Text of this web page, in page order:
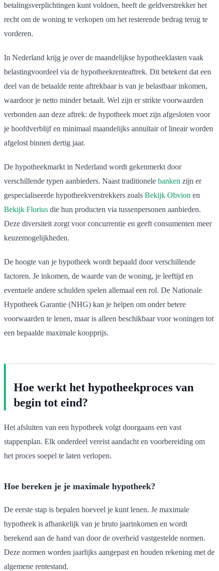
betalingsverplichtingen kunt voldoen, heeft de geldverstrekker het
recht om de woning te verkopen om het resterende bedrag terug te
vorderen.
In Nederland krijg je over de maandelijkse hypotheeklasten vaak
belastingvoordeel via de hypotheekrenteaftrek. Dit betekent dat een
deel van de betaalde rente aftrekbaar is van je belastbaar inkomen,
waardoor je netto minder betaalt. Wel zijn er strikte voorwaarden
verbonden aan deze aftrek: de hypotheek moet zijn afgesloten voor
je hoofdverblijf en minimaal maandelijks annuïtair of lineair worden
afgelost binnen dertig jaar.
De hypotheekmarkt in Nederland wordt gekenmerkt door
verschillende typen aanbieders. Naast traditionele banken zijn er
gespecialiseerde hypotheekverstrekkers zoals Bekijk Obvion en
Bekijk Florius die hun producten via tussenpersonen aanbieden.
Deze diversiteit zorgt voor concurrentie en geeft consumenten meer
keuzemogelijkheden.
De hoogte van je hypotheek wordt bepaald door verschillende
factoren. Je inkomen, de waarde van de woning, je leeftijd en
eventuele andere schulden spelen allemaal een rol. De Nationale
Hypotheek Garantie (NHG) kan je helpen om onder betere
voorwaarden te lenen, maar is alleen beschikbaar voor woningen tot
een bepaalde maximale koopprijs.
Hoe werkt het hypotheekproces van
begin tot eind?
Het afsluiten van een hypotheek volgt doorgaans een vast
stappenplan. Elk onderdeel vereist aandacht en voorbereiding om
het proces soepel te laten verlopen.
Hoe bereken je je maximale hypotheek?
De eerste stap is bepalen hoeveel je kunt lenen. Je maximale
hypotheek is afhankelijk van je bruto jaarinkomen en wordt
berekend aan de hand van door de overheid vastgestelde normen.
Deze normen worden jaarlijks aangepast en houden rekening met de
algemene rentestand.